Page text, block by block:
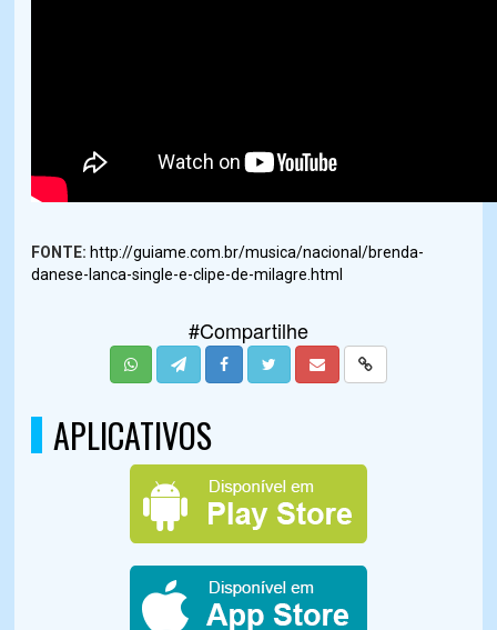
FONTE: http://guiame.com.br/musica/nacional/brenda-
danese-lanca-single-e-clipe-de-milagre.html
#Compartilhe
APLICATIVOS